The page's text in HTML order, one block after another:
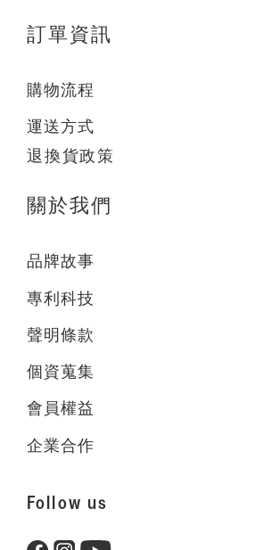
訂單資訊
購物流程
運送方式
退換貨政策
關於我們
品牌故事
專利科技
聲明條款
個資蒐集
會員權益
企業合作
Follow us